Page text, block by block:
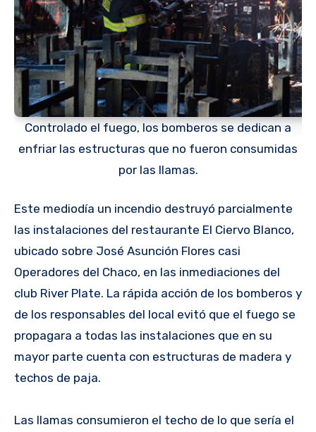
Controlado el fuego, los bomberos se dedican a
enfriar las estructuras que no fueron consumidas
por las llamas.
Este mediodía un incendio destruyó parcialmente
las instalaciones del restaurante El Ciervo Blanco,
ubicado sobre José Asunción Flores casi
Operadores del Chaco, en las inmediaciones del
club River Plate. La rápida acción de los bomberos y
de los responsables del local evitó que el fuego se
propagara a todas las instalaciones que en su
mayor parte cuenta con estructuras de madera y
techos de paja.
Las llamas consumieron el techo de lo que sería el